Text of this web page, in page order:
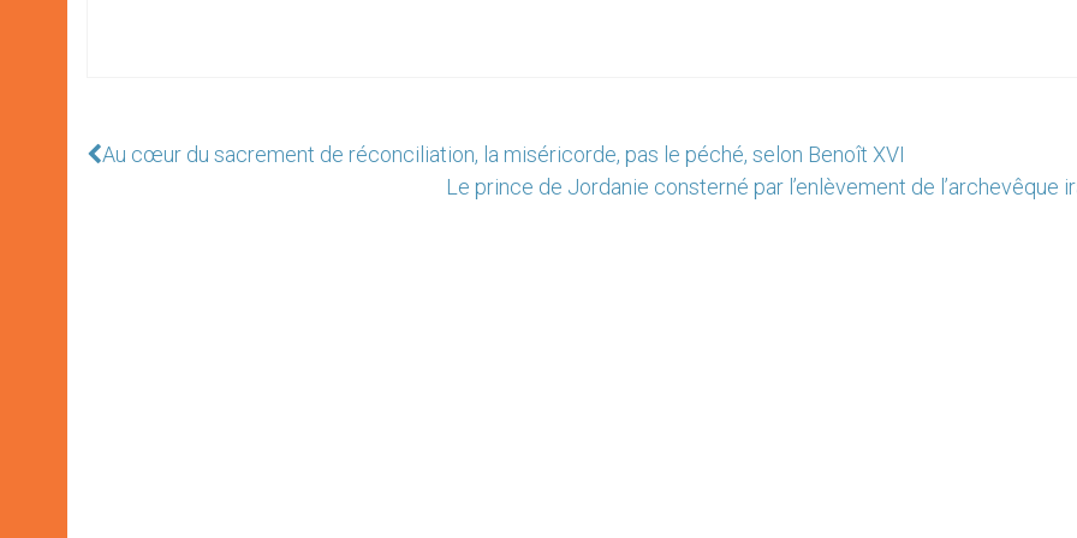
Au cœur du sacrement de réconciliation, la miséricorde, pas le péché, selon Benoît XVI
Le prince de Jordanie consterné par l’enlèvement de l’archevêque